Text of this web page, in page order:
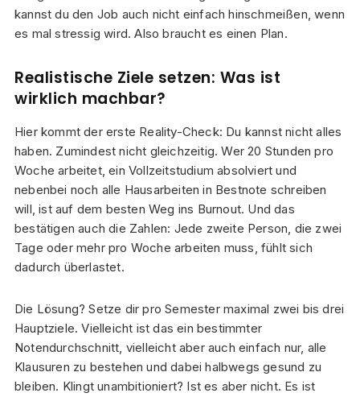
kannst du den Job auch nicht einfach hinschmeißen, wenn
es mal stressig wird. Also braucht es einen Plan.
Realistische Ziele setzen: Was ist
wirklich machbar?
Hier kommt der erste Reality-Check: Du kannst nicht alles
haben. Zumindest nicht gleichzeitig. Wer 20 Stunden pro
Woche arbeitet, ein Vollzeitstudium absolviert und
nebenbei noch alle Hausarbeiten in Bestnote schreiben
will, ist auf dem besten Weg ins Burnout. Und das
bestätigen auch die Zahlen: Jede zweite Person, die zwei
Tage oder mehr pro Woche arbeiten muss, fühlt sich
dadurch überlastet.
Die Lösung? Setze dir pro Semester maximal zwei bis drei
Hauptziele. Vielleicht ist das ein bestimmter
Notendurchschnitt, vielleicht aber auch einfach nur, alle
Klausuren zu bestehen und dabei halbwegs gesund zu
bleiben. Klingt unambitioniert? Ist es aber nicht. Es ist